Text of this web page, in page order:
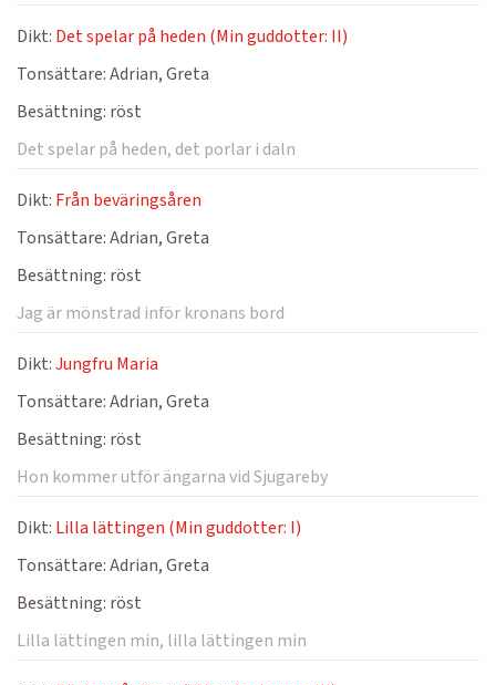
Dikt: Det spelar på heden (Min guddotter: II)
Tonsättare:Adrian, Greta
Besättning: röst
Det spelar på heden, det porlar i daln
Dikt: Från beväringsåren
Tonsättare:Adrian, Greta
Besättning: röst
Jag är mönstrad inför kronans bord
Dikt:Jungfru Maria
Tonsättare:Adrian, Greta
Besättning: röst
Hon kommer utför ängarna vid Sjugareby
Dikt: Lilla lättingen (Min guddotter: I)
Tonsättare:Adrian, Greta
Besättning: röst
Lilla lättingen min, lilla lättingen min